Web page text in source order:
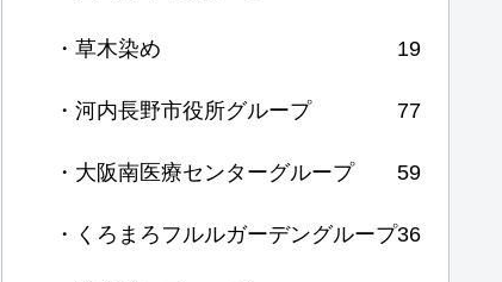
・草木染め 19
・河内長野市役所グループ 77
・大阪南医療センターグループ 59
・くろまろフルルガーデングループ36